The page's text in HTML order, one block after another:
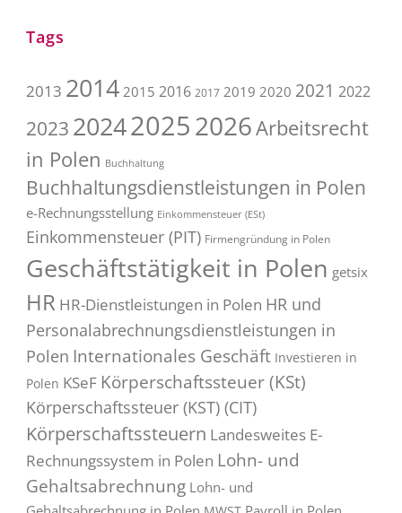
Tags
2013 2014 2015 2016 2017 2019 2020 2021 2022
2023 202420252026Arbeitsrecht
in Polen Buchhaltung
Buchhaltungsdienstleistungen in Polen
e-Rechnungsstellung Einkommensteuer (ESt)
Einkommensteuer (PIT) Firmengründung in Polen
Geschäftstätigkeit in Polen getsix
HR HR-Dienstleistungen in Polen HR und
Personalabrechnungsdienstleistungen in
Polen Internationales Geschäft Investieren in
Polen KSeF Körperschaftssteuer (KSt)
Körperschaftssteuer (KST) (CIT)
Körperschaftssteuern Landesweites E-
Rechnungssystem in Polen Lohn- und
Gehaltsabrechnung Lohn- und